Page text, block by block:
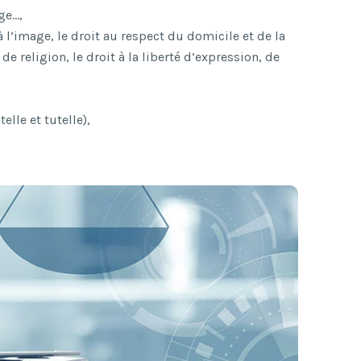
le droit au respect du domicile et de la
religion, le droit à la liberté d’expression, de
et tutelle),